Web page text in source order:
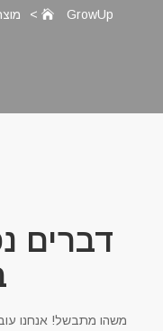
GrowUp
>
דברים
משהו מתבשל! אנחנו